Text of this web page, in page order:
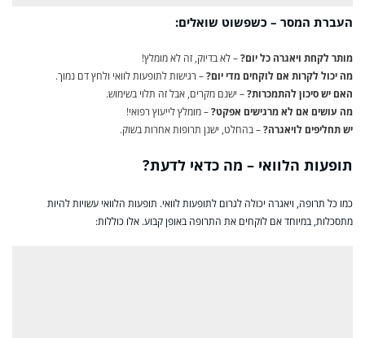
העברת המסר – כשפשוט שואלים:
מותר לקחת ויאגרה כל יום?– לא בדיוק, זה לא מומלץ!
מה יכול לקרות אם לוקחים מדי יום?– רגישות לתופעות לוואי ולחץ דם נמוך.
האם יש סיכון להתמכרות?– ישנם מקרים, אבל זה תלוי בשימוש.
מה עושים אם לא מרגישים אפקט?– מומלץ לייעוץ רפואי!
יש תחליפים לויאגרה?– בהחלט, ישנן תרופות אחרות בשוק.
תופעות הלוואי – מה כדאי לדעת?
כמו כל תרופה, ויאגרה יכולה לגרום לתופעות לוואי. תופעות הלוואי עשויות להיות
מתסכלות, במיוחד אם לוקחים את התרופה באופן קבוע. אלו כוללות: